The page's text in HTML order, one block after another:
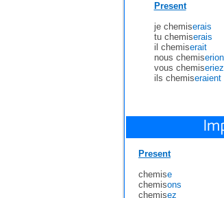
Present
je chemiserais
tu chemiserais
il chemiserait
nous chemis
vous chemiseriez
ils chemiseraient
Present
chemise
chemisons
chemisez